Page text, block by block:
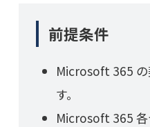
前提条件
Microsoft 365 の
す。
Microsoft 365 各